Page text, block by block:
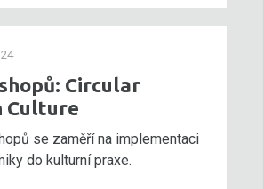
Circular
Culture
se zaměří na implementaci
do kulturní praxe.